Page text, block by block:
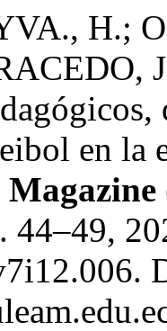
H.;
en la
44–49,